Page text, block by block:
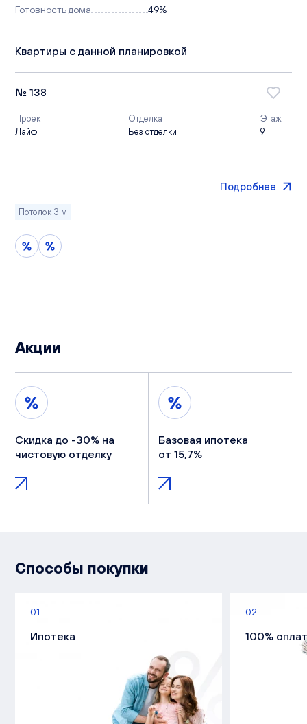
Готовность дома
49%
Квартиры с данной планировкой
№ 138
Проект
Лайф
Отделка
Без отделки
Этаж
9
Потолок 3 м
Подробнее
Акции
Скидка до -30% на
чистовую отделку
Базовая ипотека
от 15,7%
Способы покупки
01
Ипотека
02
100%